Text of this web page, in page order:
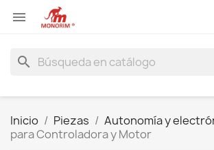

search
Inicio Piezas Autonomía y
para Controladora y Motor